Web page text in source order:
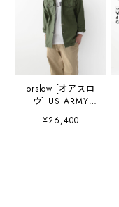
orslow [オアスロ
ウ] US ARMY
SHIRT [03-8045-
16] ユーエスアー
¥26,400